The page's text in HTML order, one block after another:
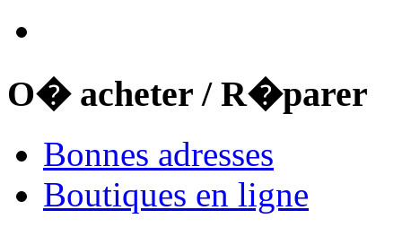
O� acheter / R�parer
Bonnes adresses
Boutiques en ligne